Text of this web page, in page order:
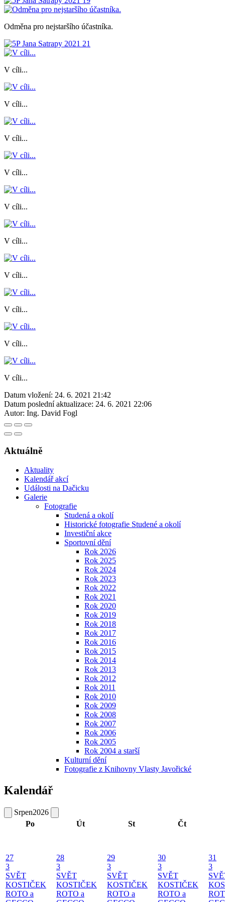
Odměna pro nejstaršího účastníka.
V cíli...
V cíli...
V cíli...
V cíli...
V cíli...
V cíli...
V cíli...
V cíli...
V cíli...
V cíli...
Datum vložení: 24. 6. 2021 21:42
Datum poslední aktualizace: 24. 6. 2021 22:06
Autor: Ing. David Fogl
Aktuálně
Aktuality
Kalendář akcí
Události na Dačicku
Galerie
Fotografie
Studená a okolí
Historické fotografie Studené a okolí
Investiční akce
Sportovní dění
Rok 2026
Rok 2025
Rok 2024
Rok 2023
Rok 2022
Rok 2021
Rok 2020
Rok 2019
Rok 2018
Rok 2017
Rok 2016
Rok 2015
Rok 2014
Rok 2013
Rok 2012
Rok 2011
Rok 2010
Rok 2009
Rok 2008
Rok 2007
Rok 2006
Rok 2005
Rok 2004 a starší
Kulturní dění
Fotografie z Knihovny Vlasty Javořické
Kalendář
Srpen2026
Po
Út St Čt
27
3
SVĚT
KOSTIČEK
ROTO a
28
3
SVĚT
KOSTIČEK
ROTO a
29
3
SVĚT
KOSTIČEK
ROTO a
30
3
SVĚT
KOSTIČEK
ROTO a
31
3